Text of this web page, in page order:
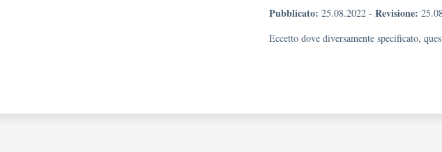
Pubblicato: 25.08.2022 - Revisione:
Eccetto dove diversamente specificato,